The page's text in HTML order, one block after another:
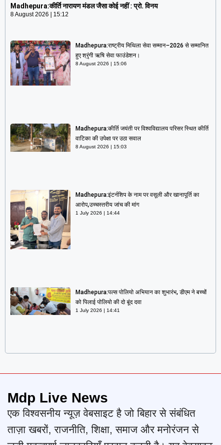
Madhepura:कीर्ति नारायण मंडल जैसा कोई नहीं : प्रो. विनय
8 August 2026 15:12
Madhepura:राष्ट्रीय मिथिला सेवा सम्मान–2026 से सम्मानित
हुए श्रृंगी ऋषि सेवा फाउंडेशन।
8 August 2026 15:06
Madhepura:कीर्ति जयंती पर विश्वविद्यालय परिसर स्थित कीर्ति
वाटिका की उपेक्षा पर उठा सवाल
8 August 2026 15:03
Madhepura:इंटर्नशिप के नाम पर वसूली और खानापूर्ति का
आरोप,उच्चस्तरीय जांच की मांग
1 July 2026 14:44
Madhepura:पल्स पोलियो अभियान का शुभारंभ, डीएम ने बच्चों
को पिलाई पोलियो की दो बूंद दवा
1 July 2026 14:41
Mdp Live News
एक विश्वसनीय न्यूज़ वेबसाइट है जो बिहार से संबंधित
ताज़ा खबरों, राजनीति, शिक्षा, समाज और मनोरंजन से